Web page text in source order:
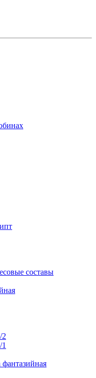
составы
2
фантазийная